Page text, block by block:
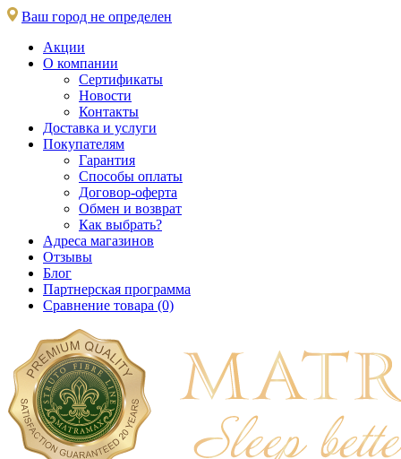
Ваш город не определен
Акции
О компании
Сертификаты
Новости
Контакты
Доставка и услуги
Покупателям
Гарантия
Способы оплаты
Договор-оферта
Обмен и возврат
Как выбрать?
Адреса магазинов
Отзывы
Блог
Партнерская программа
Сравнение товара (0)